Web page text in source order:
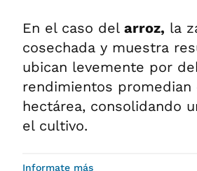
En el caso del arroz, la
cosechada y muestra
ubican levemente por
rendimientos
hectárea, consolidando
el cultivo.
Informate más